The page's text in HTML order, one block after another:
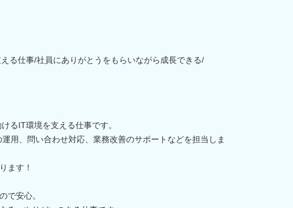
る仕事/社員にありがとうをもらいながら成長できる/
るIT環境を支える仕事です。
用、問い合わせ対応、業務改善のサポートなどを担当しま
ます！
で安心。